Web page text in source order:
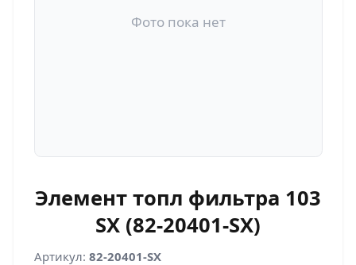
Фото пока нет
Элемент топл фильтра 103
SX (82-20401-SX)
Артикул: 82-20401-SX